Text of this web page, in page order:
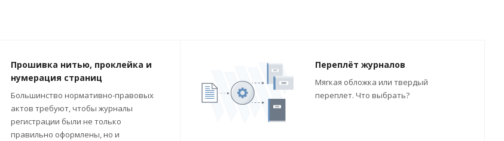
Прошивка нитью, проклейка и
нумерация страниц
Большинство нормативно-правовых
актов требуют, чтобы журналы
регистрации были не только
правильно оформлены, но и
Переплёт журналов
Мягкая обложка или твердый
переплет. Что выбрать?